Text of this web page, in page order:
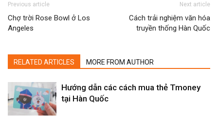
Previous article
Chợ trời Rose Bowl ở Los
Angeles
Next article
Cách trải nghiệm văn hóa
truyền thống Hàn Quốc
RELATED ARTICLES MORE FROM AUTHOR
Hướng dẫn các cách mua thẻ Tmoney
tại Hàn Quốc